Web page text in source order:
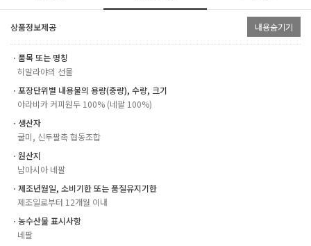
상품정보제공 내용숨기기
ㆍ품목 또는 명칭
히말라야의 선물
ㆍ포장단위별 내용물의 용량(중량), 수량, 크기
아라비카 커피원두 100% (네팔 100%)
ㆍ생산자
굴미, 신두팔촉 협동조합
ㆍ원산지
남아시아 네팔
ㆍ제조년월일, 소비기한 또는 품질유지기한
제조일로부터 12개월 이내
ㆍ농수산물 표시사항
네팔